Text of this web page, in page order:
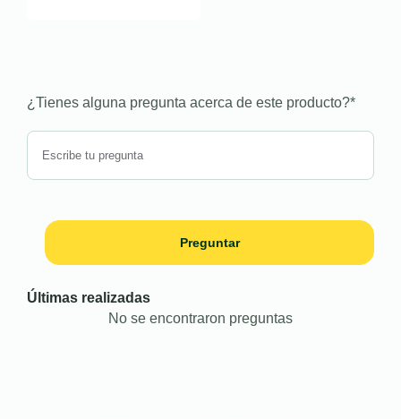
¿Tienes alguna pregunta acerca de este producto?*
Preguntar
Últimas realizadas
No se encontraron preguntas